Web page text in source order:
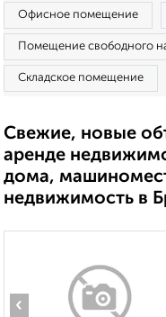
Офисное помещение
Помещение свободного
Складское помещение
Свежие, новые
аренде
дома,
недвижимость в
‹